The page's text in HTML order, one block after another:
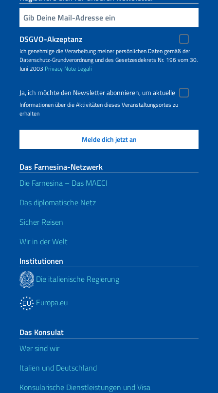
Geben Sie Ihre E-Mail ein
DSGVO-Akzeptanz
Ich genehmige die Verarbeitung meiner persönlichen Daten gemäß der
Datenschutz-Grundverordnung und des Gesetzesdekrets Nr. 196 vom 30.
Juni 2003 Privacy Note Legali
Ja, ich möchte den Newsletter abonnieren, um aktuelle
Informationen über die Aktivitäten dieses Veranstaltungsortes zu
erhalten
Das Farnesina-Netzwerk
Die Farnesina – Das MAECI
Das diplomatische Netz
Sicher Reisen
Wir in der Welt
Institutionen
Die italienische Regierung
Europa.eu
Das Konsulat
Wer sind wir
Italien und Deutschland
Konsularische Dienstleistungen und Visa